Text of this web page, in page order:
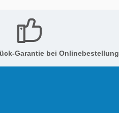
Garantie bei Onlinebestellung